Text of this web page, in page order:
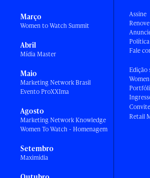
Março
Women to Watch Summit
Abril
Mídia Master
Maio
Marketing Network Brasil
Evento ProXXIma
Agosto
Marketing Network Knowledge
Women To Watch - Homenagem
Setembro
Maximídia
Assine
Renove
Fale
Edição
Retail